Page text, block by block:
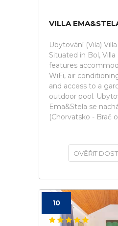
VILLA
Ubytování (Vila)
Situated in Bol,
features
WiFi, air
and access to a
outdoor pool.
Ema&Stela se
(Chorvatsko - Brač
OVĚŘIT
10